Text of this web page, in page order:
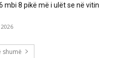
mbi 8 pikë më i ulët se në vitin
shumë